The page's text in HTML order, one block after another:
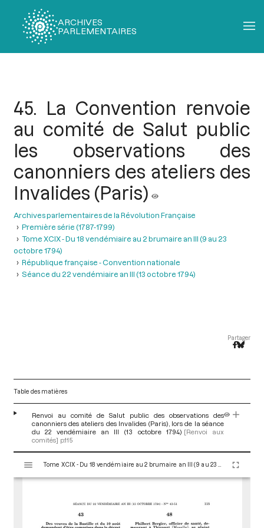
ARCHIVES
PARLEMENTAIRES
45. La Convention renvoie
au comité de Salut public
les observations des
canonniers des ateliers des
Invalides (Paris)
Archives parlementaires de la Révolution Française
Première série (1787-1799)
Tome XCIX - Du 18 vendémiaire au 2 brumaire an III (9 au 23
octobre 1794)
République française - Convention nationale
Séance du 22 vendémiaire an III (13 octobre 1794)
Partager
Table des matières
Renvoi au comité de Salut public des observations des
canonniers des ateliers des Invalides (Paris), lors de la séance
du 22 vendémiaire an III (13 octobre 1794) [Renvoi aux
comités] p.115
s